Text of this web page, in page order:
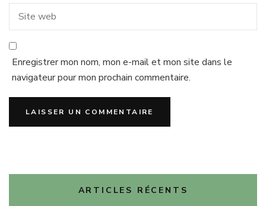
Enregistrer mon nom, mon e-mail et mon site dans le
navigateur pour mon prochain commentaire.
ARTICLES RÉCENTS